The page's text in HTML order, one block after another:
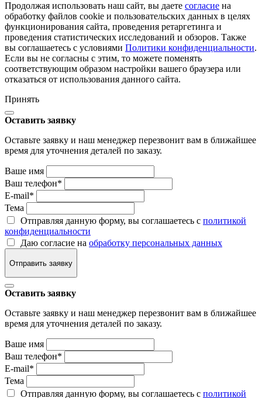
Продолжая использовать наш сайт, вы даете согласие на
обработку файлов cookie и пользовательских данных в целях
функционирования сайта, проведения ретаргетинга и
проведения статистических исследований и обзоров. Также
вы соглашаетесь с условиями Политики конфиденциальности.
Если вы не согласны с этим, то можете поменять
соответствующим образом настройки вашего браузера или
отказаться от использования данного сайта.
Принять
Оставить заявку
Оставьте заявку и наш менеджер перезвонит вам в ближайшее
время для уточнения деталей по заказу.
Ваше имя
Ваш телефон*
E-mail*
Тема
Отправляя данную форму, вы соглашаетесь с политикой
конфиденциальности
Даю согласие на обработку персональных данных
Отправить заявку
Оставить заявку
Оставьте заявку и наш менеджер перезвонит вам в ближайшее
время для уточнения деталей по заказу.
Ваше имя
Ваш телефон*
E-mail*
Тема
Отправляя данную форму, вы соглашаетесь с политикой